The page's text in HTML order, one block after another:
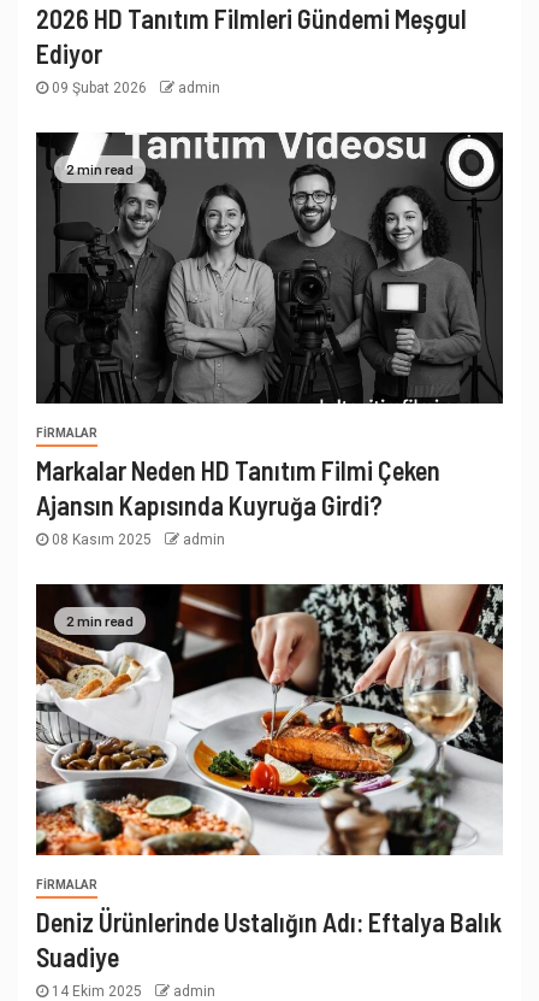
2026 HD Tanıtım Filmleri Gündemi Meşgul
Ediyor
09 Şubat 2026 admin
2 min read
FIRMALAR
Markalar Neden HD Tanıtım Filmi Çeken
Ajansın Kapısında Kuyruğa Girdi?
08 Kasım 2025 admin
2 min read
FIRMALAR
Deniz Ürünlerinde Ustalığın Adı: Eftalya Balık
Suadiye
14 Ekim 2025 admin